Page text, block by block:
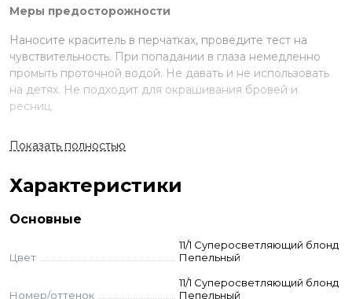
Меры предосторожности
Наносите краситель в перчатках, проведите тест на
чувствительность. При попадании в глаза немедленно
промыть проточной водой. Не давать и не использовать
на детях. Не подходит для окрашивания бровей и
ресниц.
Нанесите на волосы, выдержите указанное время.
Смойте с шампунем и кондиционером для окрашенных
волос.
(пропорция 1:1,5). Время выдержки 35-40 мин.
Тонирование:краситель + оксид 1,05% (1:2). Выдержка 5-
Показать полностью
Характеристики
Основные
Цвет
11/1 Суперосветляющий блонд
Пепельный
Номер/оттенок
11/1 Суперосветляющий блонд
Пепельный